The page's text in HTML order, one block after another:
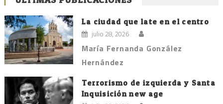
La ciudad que late en el centro
julio 28, 2026
María Fernanda González
Hernández
Terrorismo de izquierda y Santa
Inquisición new age